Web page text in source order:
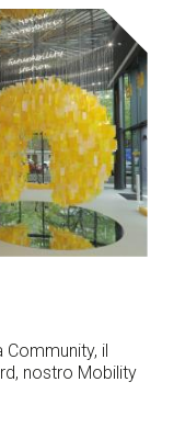
Community, il
nostro Mobility